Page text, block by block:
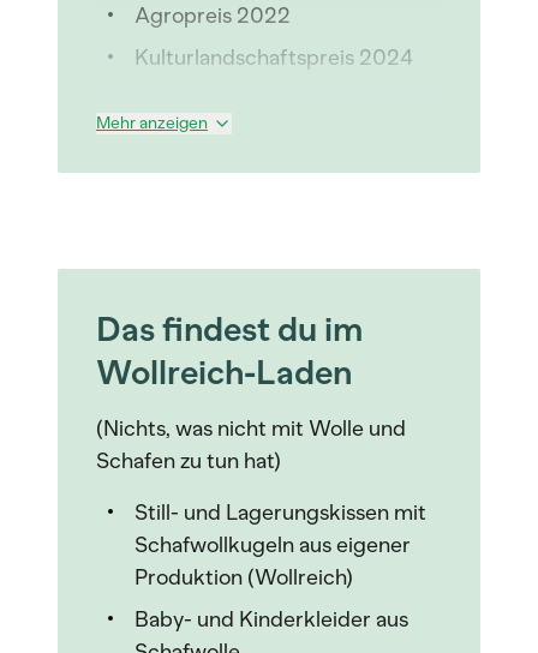
Agropreis 2022
Kulturlandschaftspreis 2024
Mehr anzeigen
Das findest du im
Wollreich-Laden
(Nichts, was nicht mit Wolle und
Schafen zu tun hat)
Still- und Lagerungskissen mit
Schafwollkugeln aus eigener
Produktion (Wollreich)
Baby- und Kinderkleider aus